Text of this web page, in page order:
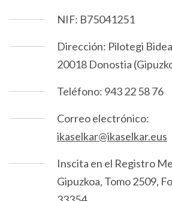
NIF: B75041251
Dirección: Pilotegi
20018 Donostia
Teléfono: 943 22 58 76
Correo electrónico:
ikaselkar@ikaselkar.eus
Inscita en el Registro
Gipuzkoa, Tomo 2509,